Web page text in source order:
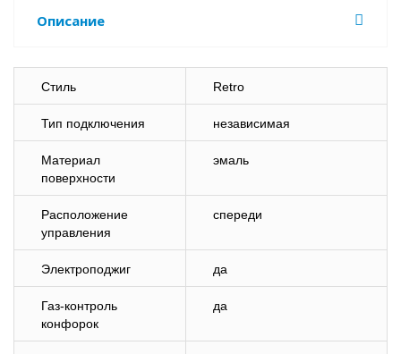
Описание
Стиль Retro
Тип подключения независимая
Материал
поверхности
эмаль
Расположение
управления
спереди
Электроподжиг да
Газ-контроль
конфорок
да